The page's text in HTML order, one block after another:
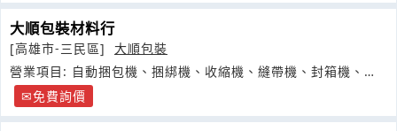
大順包裝材料行
[高雄市-三民區]
大順包裝
營業項目: 自動捆包機、捆綁機、收縮機、縫帶機、封箱機、封
口機免費詢價